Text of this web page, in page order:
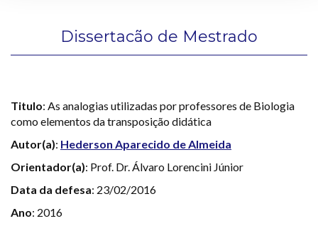
Dissertacão de Mestrado
Titulo: As analogias utilizadas por professores de Biologia
como elementos da transposição didática
Autor(a): Hederson Aparecido de Almeida
Orientador(a): Prof. Dr. Álvaro Lorencini Júnior
Data da defesa: 23/02/2016
Ano: 2016